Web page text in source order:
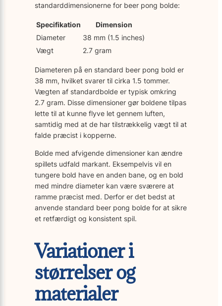
standarddimensionerne for beer pong bolde:
Specifikation
Dimension
Diameter
38 mm (1.5 inches)
Vægt
2.7 gram
Diameteren på en standard beer pong bold er
38 mm, hvilket svarer til cirka 1.5 tommer.
Vægten af standardbolde er typisk omkring
2.7 gram. Disse dimensioner gør boldene tilpas
lette til at kunne flyve let gennem luften,
samtidig med at de har tilstrækkelig vægt til at
falde præcist i kopperne.
Bolde med afvigende dimensioner kan ændre
spillets udfald markant. Eksempelvis vil en
tungere bold have en anden bane, og en bold
med mindre diameter kan være sværere at
ramme præcist med. Derfor er det bedst at
anvende standard beer pong bolde for at sikre
et retfærdigt og konsistent spil.
Variationer i
størrelser og
materialer